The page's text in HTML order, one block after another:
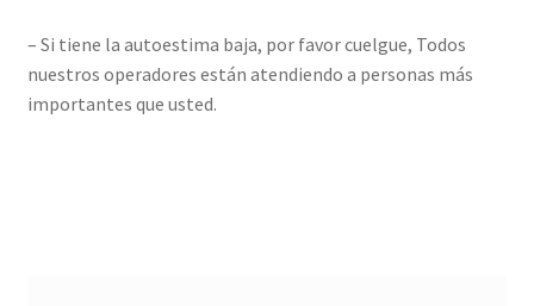
– Si tiene la autoestima baja, por favor cuelgue, Todos
nuestros operadores están atendiendo a personas más
importantes que usted.